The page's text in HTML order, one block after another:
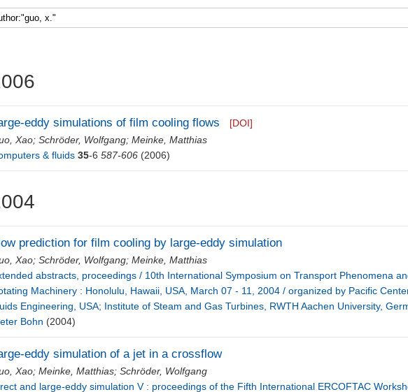
eddy simulations of film cooling flows
[DOI]
Xao;Schröder, Wolfgang;Meinke, Matthias
& fluids 35-6 587-606 (2006)
prediction for film cooling by large-eddy simulation
Xao;Schröder, Wolfgang;Meinke, Matthias
abstracts, proceedings / 10th International Symposium on Transport Phenomena
Machinery : Honolulu, Hawaii, USA, March 07 - 11, 2004 / organized by Pacific
Engineering, USA; Institute of Steam and Gas Turbines, RWTH Aachen University,
Bohn (2004)
eddy simulation of a jet in a crossflow
Xao;Meinke, Matthias;Schröder, Wolfgang
and large-eddy simulation V : proceedings of the Fifth International ERCOFTAC